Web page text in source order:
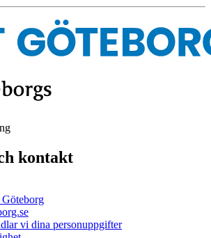
kontakt
vi dina personuppgifter